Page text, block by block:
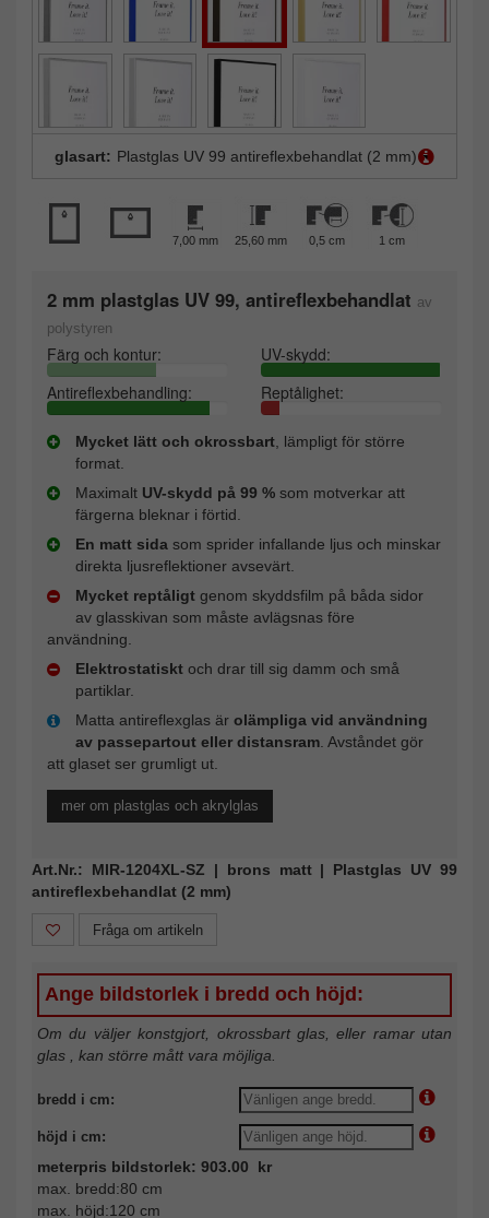
glasart: Plastglas UV 99 antireflexbehandlat (2 mm)
7,00 mm 25,60 mm 0,5 cm 1 cm
2 mm plastglas UV 99, antireflexbehandlat av
polystyren
Färg och kontur:
UV-skydd:
Antireflexbehandling:
Reptålighet:
Mycket lätt och okrossbart , lämpligt för större
format.
Maximalt UV-skydd på 99 % som motverkar att
färgerna bleknar i förtid.
En matt sida som sprider infallande ljus och minskar
direkta ljusreflektioner avsevärt.
Mycket reptåligt genom skyddsfilm på båda sidor
av glasskivan som måste avlägsnas före
användning.
Elektrostatiskt och drar till sig damm och små
partiklar.
Matta antireflexglas är olämpliga vid användning
av passepartout eller distansram . Avståndet gör
att glaset ser grumligt ut.
mer om plastglas och akrylglas
Art.Nr.: MIR-1204XL-SZ | brons matt | Plastglas UV 99
antireflexbehandlat (2 mm)
Fråga om artikeln
Ange bildstorlek i bredd och höjd:
Om du väljer konstgjort, okrossbart glas, eller ramar utan
glas , kan större mått vara möjliga.
bredd i cm:
höjd i cm:
meterpris bildstorlek: 903.00 kr
max. bredd:80 cm
max. höjd:120 cm